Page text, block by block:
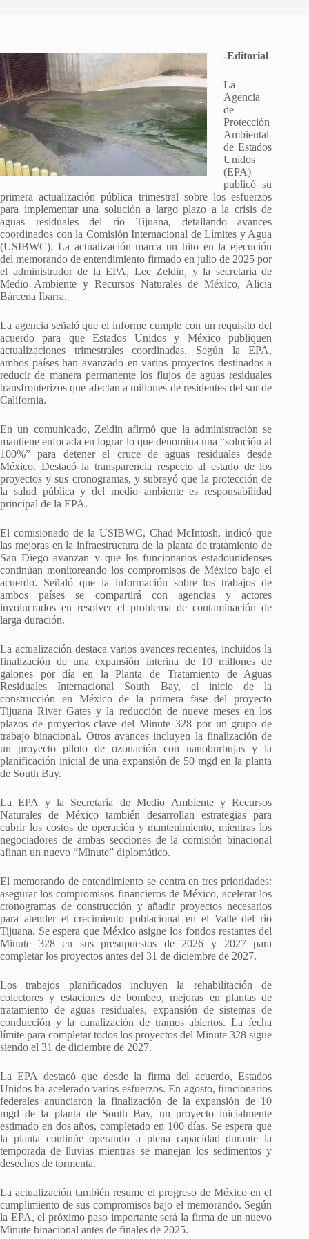
-Editorial
La
Agencia
de
Protección
Ambiental
de Estados
Unidos
(EPA)
publicó su
primera actualización pública trimestral sobre los esfuerzos
para implementar una solución a largo plazo a la crisis de
aguas residuales del río Tijuana, detallando avances
coordinados con la Comisión Internacional de Límites y Agua
(USIBWC). La actualización marca un hito en la ejecución
del memorando de entendimiento firmado en julio de 2025 por
el administrador de la EPA, Lee Zeldin, y la secretaria de
Medio Ambiente y Recursos Naturales de México, Alicia
Bárcena Ibarra.
La agencia señaló que el informe cumple con un requisito del
acuerdo para que Estados Unidos y México publiquen
actualizaciones trimestrales coordinadas. Según la EPA,
ambos países han avanzado en varios proyectos destinados a
reducir de manera permanente los flujos de aguas residuales
transfronterizos que afectan a millones de residentes del sur de
California.
En un comunicado, Zeldin afirmó que la administración se
mantiene enfocada en lograr lo que denomina una “solución al
100%” para detener el cruce de aguas residuales desde
México. Destacó la transparencia respecto al estado de los
proyectos y sus cronogramas, y subrayó que la protección de
la salud pública y del medio ambiente es responsabilidad
principal de la EPA.
El comisionado de la USIBWC, Chad McIntosh, indicó que
las mejoras en la infraestructura de la planta de tratamiento de
San Diego avanzan y que los funcionarios estadounidenses
continúan monitoreando los compromisos de México bajo el
acuerdo. Señaló que la información sobre los trabajos de
ambos países se compartirá con agencias y actores
involucrados en resolver el problema de contaminación de
larga duración.
La actualización destaca varios avances recientes, incluidos la
finalización de una expansión interina de 10 millones de
galones por día en la Planta de Tratamiento de Aguas
Residuales Internacional South Bay, el inicio de la
construcción en México de la primera fase del proyecto
Tijuana River Gates y la reducción de nueve meses en los
plazos de proyectos clave del Minute 328 por un grupo de
trabajo binacional. Otros avances incluyen la finalización de
un proyecto piloto de ozonación con nanoburbujas y la
planificación inicial de una expansión de 50 mgd en la planta
de South Bay.
La EPA y la Secretaría de Medio Ambiente y Recursos
Naturales de México también desarrollan estrategias para
cubrir los costos de operación y mantenimiento, mientras los
negociadores de ambas secciones de la comisión binacional
afinan un nuevo “Minute” diplomático.
El memorando de entendimiento se centra en tres prioridades:
asegurar los compromisos financieros de México, acelerar los
cronogramas de construcción y añadir proyectos necesarios
para atender el crecimiento poblacional en el Valle del río
Tijuana. Se espera que México asigne los fondos restantes del
Minute 328 en sus presupuestos de 2026 y 2027 para
completar los proyectos antes del 31 de diciembre de 2027.
Los trabajos planificados incluyen la rehabilitación de
colectores y estaciones de bombeo, mejoras en plantas de
tratamiento de aguas residuales, expansión de sistemas de
conducción y la canalización de tramos abiertos. La fecha
límite para completar todos los proyectos del Minute 328 sigue
siendo el 31 de diciembre de 2027.
La EPA destacó que desde la firma del acuerdo, Estados
Unidos ha acelerado varios esfuerzos. En agosto, funcionarios
federales anunciaron la finalización de la expansión de 10
mgd de la planta de South Bay, un proyecto inicialmente
estimado en dos años, completado en 100 días. Se espera que
la planta continúe operando a plena capacidad durante la
temporada de lluvias mientras se manejan los sedimentos y
desechos de tormenta.
La actualización también resume el progreso de México en el
cumplimiento de sus compromisos bajo el memorando. Según
la EPA, el próximo paso importante será la firma de un nuevo
Minute binacional antes de finales de 2025.